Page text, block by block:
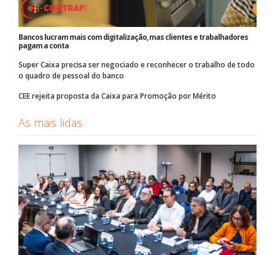
Bancos lucram mais com digitalização, mas clientes e trabalhadores
pagam a conta
Super Caixa precisa ser negociado e reconhecer o trabalho de todo
o quadro de pessoal do banco
CEE rejeita proposta da Caixa para Promoção por Mérito
As mais lidas